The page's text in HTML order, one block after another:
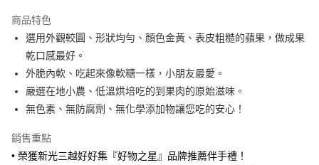
Apple Pay
街口支付
悠遊付
ATM付款
商品特色
選用外觀較圓、形狀均勻、顏色金黃、表皮粗糙的蘋果，做成果
乾口感最好。
外脆內軟、吃起來像軟糖一樣，小朋友最愛。
嚴選在地小農、低溫烘培吃的到果肉的原始滋味。
無色素、無防腐劑、無化學添加物讓您吃的安心！
銷售重點
• 榮獲新光三越好好集『好物之星』品牌推薦伴手禮！